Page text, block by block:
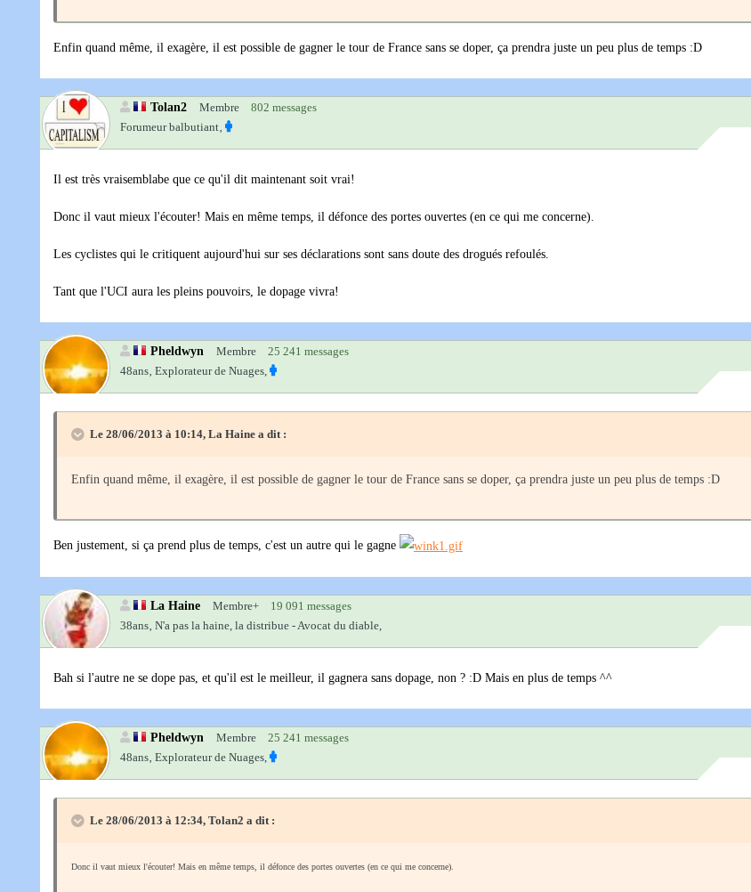
Enfin quand même, il exagère, il est possible de gagner le tour de France sans se doper, ça prendra juste un peu plus de temps :D
Tolan2 Membre
802 messages
Forumeur balbutiant‚
Il est très vraisemblabe que ce qu'il dit maintenant soit vrai!
Donc il vaut mieux l'écouter! Mais en même temps, il défonce des portes ouvertes (en ce qui me concerne).
Les cyclistes qui le critiquent aujourd'hui sur ses déclarations sont sans doute des drogués refoulés.
Tant que l'UCI aura les pleins pouvoirs, le dopage vivra!
Pheldwyn Membre
25 241 messages
48ans‚ Explorateur de Nuages,
Le 28/06/2013 à 10:14, La Haine a dit :
Enfin quand même, il exagère, il est possible de gagner le tour de France sans se doper, ça prendra juste un peu plus de temps :D
Ben justement, si ça prend plus de temps, c'est un autre qui le gagne
La Haine Membre+ 19 091 messages
38ans‚ N'a pas la haine, la distribue - Avocat du diable,
Bah si l'autre ne se dope pas, et qu'il est le meilleur, il gagnera sans dopage, non ? :D Mais en plus de temps ^^
Pheldwyn Membre
25 241 messages
48ans‚ Explorateur de Nuages,
Le 28/06/2013 à 12:34, Tolan2 a dit :
Donc il vaut mieux l'écouter! Mais en même temps, il défonce des portes ouvertes (en ce qui me concerne).